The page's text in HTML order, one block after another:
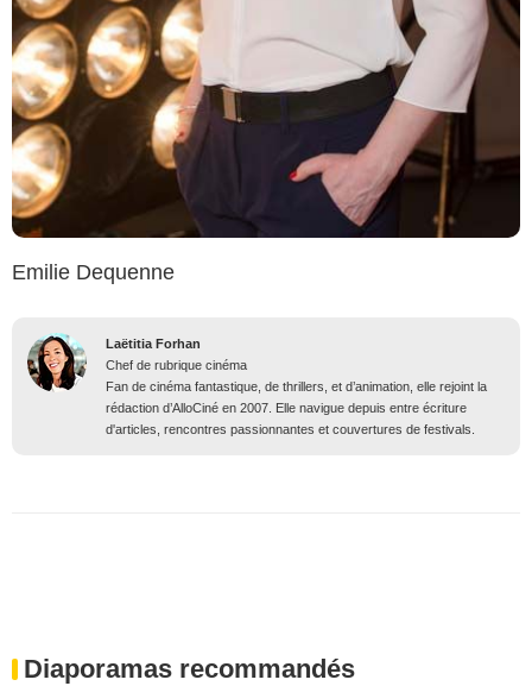
Emilie Dequenne
Laëtitia Forhan
Chef de rubrique cinéma
Fan de cinéma fantastique, de thrillers, et d’animation, elle rejoint la
rédaction d’AlloCiné en 2007. Elle navigue depuis entre écriture
d'articles, rencontres passionnantes et couvertures de festivals.
Diaporamas recommandés